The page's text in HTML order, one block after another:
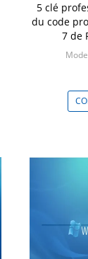
5 clé
du code
7 de